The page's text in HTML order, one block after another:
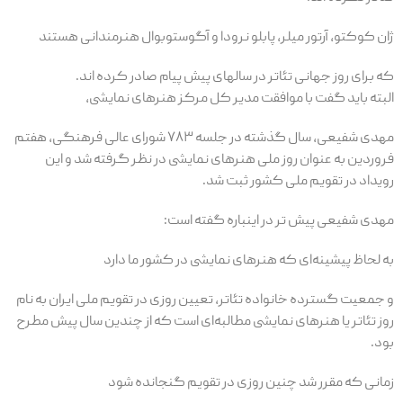
ژان کوکتو، آرتور میلر، پابلو نرودا و آگوستوبوال هنرمندانی هستند
که برای روز جهانی تئاتر در سالهای پیش پیام صادر کرده اند.
البته باید گفت با موافقت مدیر کل مرکز هنرهای نمایشی،
مهدی شفیعی، سال گذشته در جلسه ۷۸۳ شورای عالی فرهنگی، هفتم
فروردین به عنوان روز ملی هنرهای نمایشی در نظر گرفته شد و این
رویداد در تقویم ملی کشور ثبت شد.
مهدی شفیعی پیش تر در اینباره گفته است:
به لحاظ پیشینه‌ای که هنرهای نمایشی در کشور ما دارد
و جمعیت گسترده خانواده تئاتر، تعیین روزی در تقویم ملی ایران به نام
روز تئاتر یا هنرهای نمایشی مطالبه‌ای است که از چندین سال پیش مطرح
بود.
زمانی که مقرر شد چنین روزی در تقویم گنجانده شود